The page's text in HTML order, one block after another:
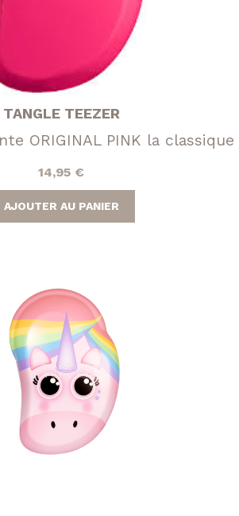
TANGLE TEEZER
ORIGINAL PINK la classique
14,95 €
AJOUTER AU PANIER